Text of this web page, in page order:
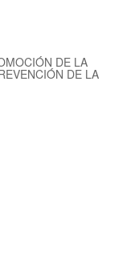
DE LA
DE LA